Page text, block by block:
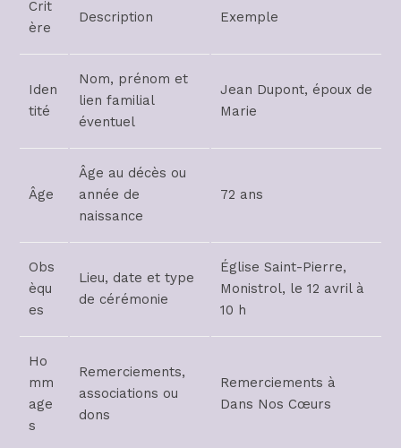
Crit
ère
Description Exemple
Iden
tité
Nom, prénom et
lien familial
éventuel
Jean Dupont, époux de
Marie
Âge
Âge au décès ou
année de
naissance
72 ans
Obs
èqu
es
Lieu, date et type
de cérémonie
Église Saint-Pierre,
Monistrol, le 12 avril à
10 h
Ho
mm
age
s
Remerciements,
associations ou
dons
Remerciements à
Dans Nos Cœurs